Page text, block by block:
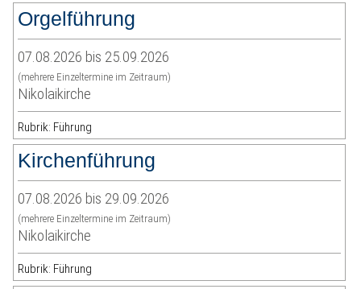
Orgelführung
07.08.2026 bis 25.09.2026
(mehrere Einzeltermine im Zeitraum)
Nikolaikirche
Rubrik: Führung
Kirchenführung
07.08.2026 bis 29.09.2026
(mehrere Einzeltermine im Zeitraum)
Nikolaikirche
Rubrik: Führung